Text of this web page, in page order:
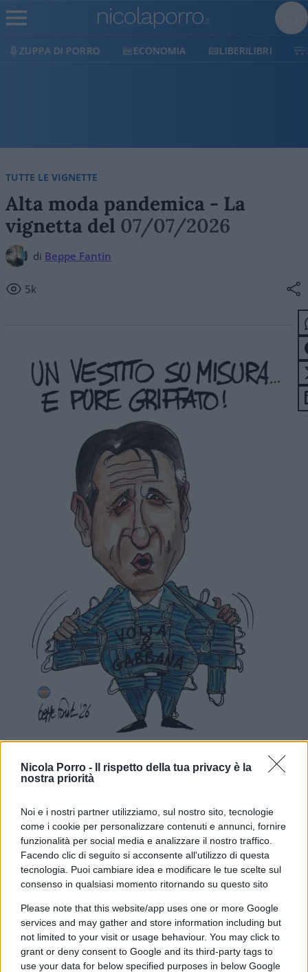
Nicola Porro -
Il rispetto della tua privacy è la
nostra priorità
Noi e i nostri partner utilizziamo, sul nostro sito, tecnologie
come i cookie per personalizzare contenuti e annunci, fornire
funzionalità per social media e analizzare il nostro traffico.
Facendo clic di seguito si acconsente all'utilizzo di questa
tecnologia. Puoi cambiare idea e modificare le tue scelte sul
consenso in qualsiasi momento ritornando su questo sito
Please note that this website/app uses one or more Google
services and may gather and store information including but
not limited to your visit or usage behaviour. You may click to
grant or deny consent to Google and its third-party tags to
use your data for below specified purposes in below Google
ECONOMIA LIBERILIBRI SHOP SOSTIENICI
TUTTE LE VIGNETTE
Alta moda pandemica - La
vignetta del 07/07/2026
di Beppe Fantin
5k
06/07/2026 12/07/2026
Le vignette satiriche di Beppe Fantin, illustratore
trevigiano, nascono dalla passione dell'autore per
dare voce a situazioni, non solo politiche, attraverso i
disegni utilizzando da sempre la tecnica riconoscibile
dell'acquerello. Orgogliosamente un liberale di
centrodestra, il vignettista non fatica a trovare le sue
ispirazioni dall’attuale sinistra, che a suo dire, mai